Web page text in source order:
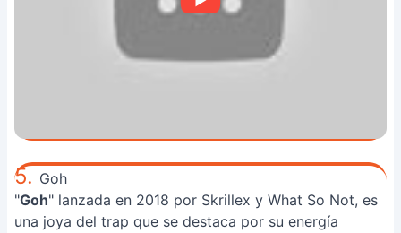
5. Goh
"Goh" lanzada en 2018 por Skrillex y What So Not, es
una joya del trap que se destaca por su energía